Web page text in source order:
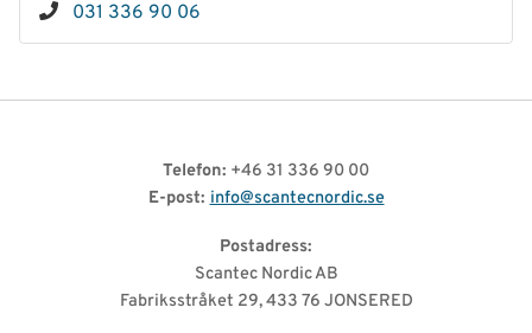
031 336 90 06
Telefon: +46 31 336 90 00
E-post: info@scantecnordic.se
Postadress:
Scantec Nordic AB
Fabriksstråket 29, 433 76 JONSERED